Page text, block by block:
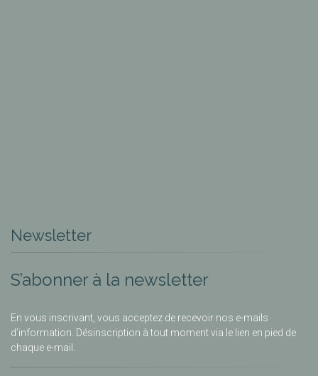
Newsletter
S’abonner à la newsletter
En vous inscrivant, vous acceptez de recevoir nos e-mails
d’information. Désinscription à tout moment via le lien en pied de
chaque e-mail.